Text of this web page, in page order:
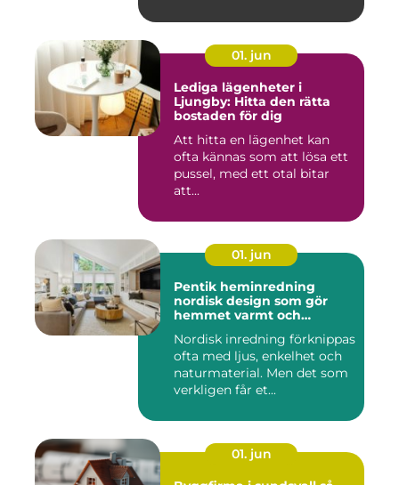
01. jun
Lediga lägenheter i
Ljungby: Hitta den rätta
bostaden för dig
Att hitta en lägenhet kan
ofta kännas som att lösa ett
pussel, med ett otal bitar
att...
01. jun
Pentik heminredning
nordisk design som gör
hemmet varmt och
Nordisk inredning förknippas
ofta med ljus, enkelhet och
naturmaterial. Men det som
verkligen får et...
01. jun